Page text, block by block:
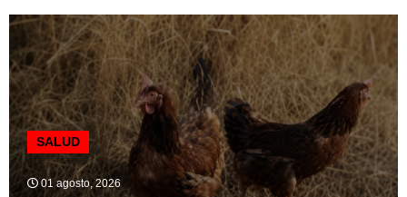
SALUD
01 agosto, 2026